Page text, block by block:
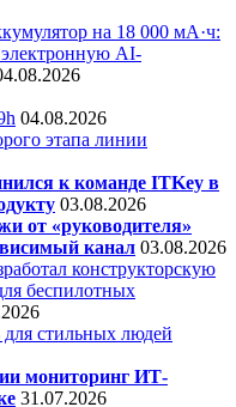
на 18 000 мА·ч:
электронную AI-
04.08.2026
этапа линии
к команде ITKey в
03.08.2026
от «руководителя»
канал 03.08.2026
конструкторскую
беспилотных
для стильных людей
мониторинг ИТ-
31.07.2026